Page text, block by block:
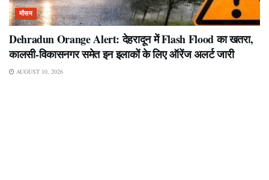
मौसम
Dehradun Orange Alert: देहरादून में Flash Flood का खतरा,
कालसी-विकासनगर समेत इन इलाकों के लिए ऑरेंज अलर्ट जारी
AUGUST 10, 2026